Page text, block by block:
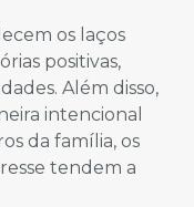
os laços
positivas,
Além disso,
intencional
da família, os
tendem a